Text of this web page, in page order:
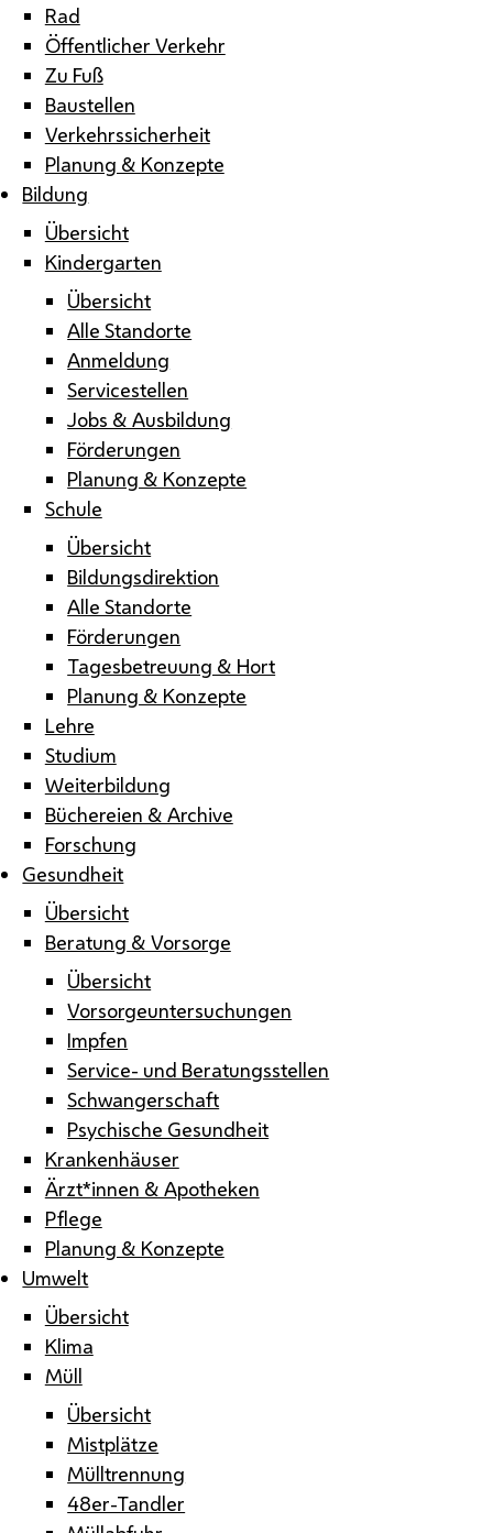
Rad
Öffentlicher Verkehr
Zu Fuß
Baustellen
Verkehrssicherheit
Planung & Konzepte
Bildung
Übersicht
Kindergarten
Übersicht
Alle Standorte
Anmeldung
Servicestellen
Jobs & Ausbildung
Förderungen
Planung & Konzepte
Schule
Übersicht
Bildungsdirektion
Alle Standorte
Förderungen
Tagesbetreuung & Hort
Planung & Konzepte
Lehre
Studium
Weiterbildung
Büchereien & Archive
Forschung
Gesundheit
Übersicht
Beratung & Vorsorge
Übersicht
Vorsorgeuntersuchungen
Impfen
Service- und Beratungsstellen
Schwangerschaft
Psychische Gesundheit
Krankenhäuser
Ärzt*innen & Apotheken
Pflege
Planung & Konzepte
Umwelt
Übersicht
Klima
Müll
Übersicht
Mistplätze
Mülltrennung
48er-Tandler